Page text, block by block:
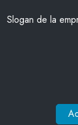
Slogan de la